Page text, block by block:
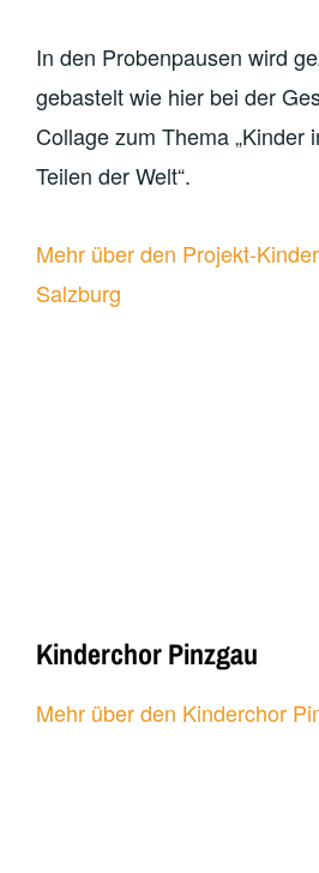
In den Probenpausen wird
gebastelt wie hier bei der
Collage zum Thema „Kinder
Teilen der Welt“.
Mehr über den Projekt-
Salzburg
Kinderchor Pinzgau
Mehr über den Kinderchor